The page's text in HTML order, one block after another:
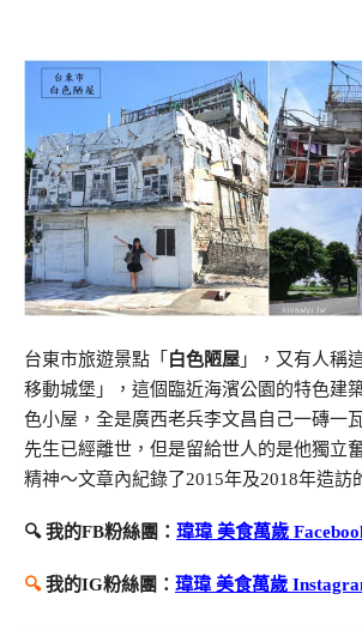
台東市旅遊景點「 白色陋屋 」，又有人稱
移動城堡」，這個臨近海濱公園的特色建
色小屋，全是廣西老兵李文昌自己一磚一
先生已經離世，但是留給世人的是他獨立
精神～文章內紀錄了2015年及2018年造訪
🔍 我的FB粉絲團： 瑋瑋 美食萬歲
🔍我的IG粉絲團： 瑋瑋 美食萬歲